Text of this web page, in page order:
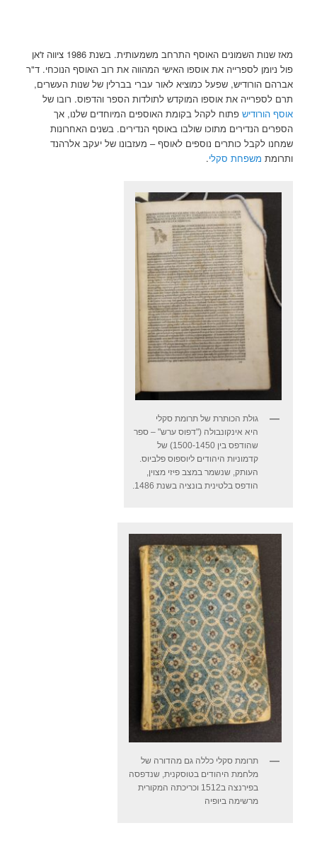
מאז שנות השמונים האוסף התרחב משמעותית. בשנת 1986 ציווה ז'אן
פול ניומן לספרייה את אוספו האישי המהווה את רוב האוסף הנוכחי. ד"ר
אברהם הורודיש, שפעל כמוציא לאור עברי בברלין של שנות העשרים,
תרם לספרייה את אוספו המוקדש לתולדות הספר והדפוס. רובו של
אוסף הורודיש פתוח לקהל בקומת האוספים המיוחדים שלנו, אך
הספרים הנדירים מתוכו שולבו באוסף הנדירים. בשנים האחרונות
שמחנו לקבל כותרים נוספים לאוסף – מעזבונו של יעקב אלרהנד
ותרומת משפחת סקלי.
גולת הכותרת של תרומת סקלי
היא אינקונבולה ("דפוס ערש" – ספר
שהודפס בין 1500-1450) של
קדמוניות היהודים ליוספוס פלביוס.
העותק, שנשמר במצב פיזי מצוין,
הודפס בלטינית בונציה בשנת 1486.
תרומת סקלי כללה גם מהדורה של
מלחמת היהודים בטוסקנית, שנדפסה
בפירנצה ב1512 וכריכתה המקורית
מרשימה ביופיה